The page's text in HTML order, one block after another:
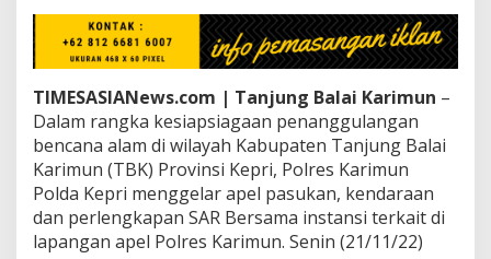
a
p
s
i
a
a
a
n
P
e
n
a
TIMESASIANews.com | Tanjung Balai Karimun –
Dalam rangka kesiapsiagaan penanggulangan
bencana alam di wilayah Kabupaten Tanjung Balai
Karimun (TBK) Provinsi Kepri, Polres Karimun
Polda Kepri menggelar apel pasukan, kendaraan
dan perlengkapan SAR Bersama instansi terkait di
lapangan apel Polres Karimun. Senin (21/11/22)